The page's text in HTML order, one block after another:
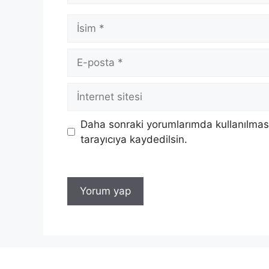
İsim
posta
İnternet
sitesi
Daha sonraki yorumlarımda
tarayıcıya kaydedilsin.